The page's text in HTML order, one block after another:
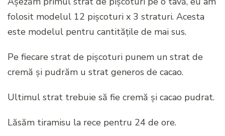
folosit modelul 12 pișcoturi x 3 straturi. Acesta
este modelul pentru cantitățile de mai sus.
Pe fiecare strat de pișcoturi punem un strat de
cremă și pudrăm u strat generos de cacao.
Ultimul strat trebuie să fie cremă și cacao pudrat.
Lăsăm tiramisu la rece pentru 24 de ore.